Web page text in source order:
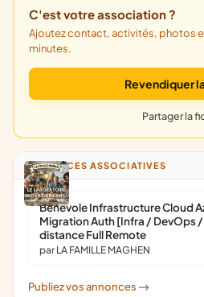
C'est votre association ?
Ajoutez contact, activités, photos et annonces. Gratuit, en 5
minutes.
Revendiquer
Partager la
ANNONCES ASSOCIATIVES
Bénévole Infrastructure Cloud
Migration Auth [Infra / DevOps
distance Full Remote
par LA FAMILLE MAGHEN
Publiez vos annonces ->